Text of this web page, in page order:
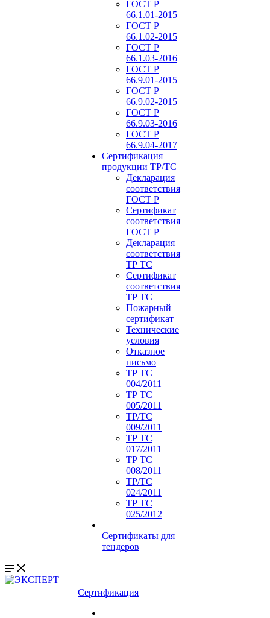
ГОСТ Р
66.1.01-2015
ГОСТ Р
66.1.02-2015
ГОСТ Р
66.1.03-2016
ГОСТ Р
66.9.01-2015
ГОСТ Р
66.9.02-2015
ГОСТ Р
66.9.03-2016
ГОСТ Р
66.9.04-2017
Сертификация
продукции ТР/ТС
Декларация
соответствия
ГОСТ Р
Сертификат
соответствия
ГОСТ Р
Декларация
соответствия
ТР ТС
Сертификат
соответствия
ТР ТС
Пожарный
сертификат
Технические
условия
Отказное
письмо
ТР ТС
004/2011
ТР ТС
005/2011
ТР/ТС
009/2011
ТР ТС
017/2011
ТР ТС
008/2011
ТР/ТС
024/2011
ТР ТС
025/2012
Сертификаты для
тендеров
Сертификация